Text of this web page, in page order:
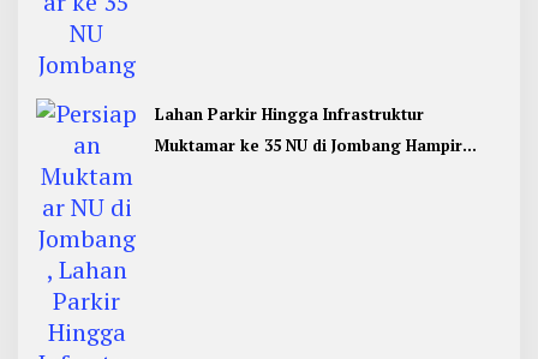
Lahan Parkir Hingga Infrastruktur
Muktamar ke 35 NU di Jombang Hampir